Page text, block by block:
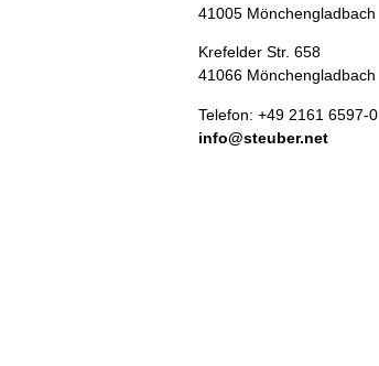
41005 Mönchengladbach
Krefelder Str. 658
41066 Mönchengladbach
Telefon: +49 2161 6597-0
info@steuber.net